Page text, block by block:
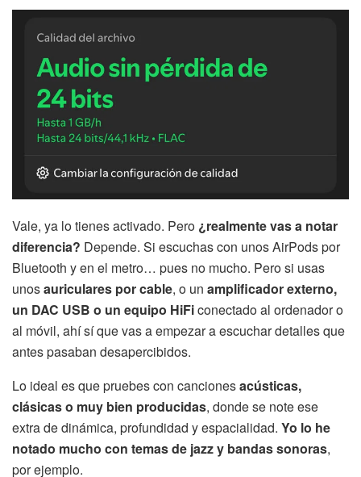
Vale, ya lo tienes activado. Pero ¿realmente vas a notar
diferencia? Depende. Si escuchas con unos AirPods por
Bluetooth y en el metro… pues no mucho. Pero si usas
unosauriculares por cable, o un amplificador externo,
un DAC USB o un equipo HiFiconectado al ordenador o
al móvil, ahí sí que vas a empezar a escuchar detalles que
antes pasaban desapercibidos.
Lo ideal es que pruebes con cancionesacústicas,
clásicas o muy bien producidas, donde se note ese
extra de dinámica, profundidad y espacialidad. Yo lo he
notado mucho con temas de jazz y bandas sonoras,
por ejemplo.